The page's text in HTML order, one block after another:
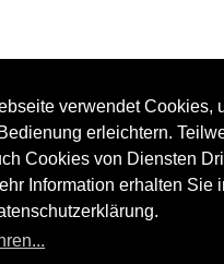
verwendet Cookies,
erleichtern.
Cookies von Diensten
Information erhalten Sie